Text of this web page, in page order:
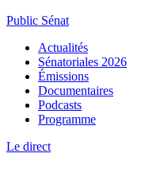
Public Sénat
Actualités
Sénatoriales 2026
Émissions
Documentaires
Podcasts
Programme
Le direct